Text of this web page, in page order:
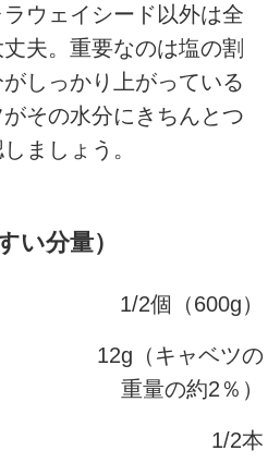
ウェイシード以外は全
夫。重要なのは塩の割
しっかり上がっている
その水分にきちんとつ
ましょう。
い分量）
1/2個（600g）
12g（キャベツの
重量の約2％）
1/2本